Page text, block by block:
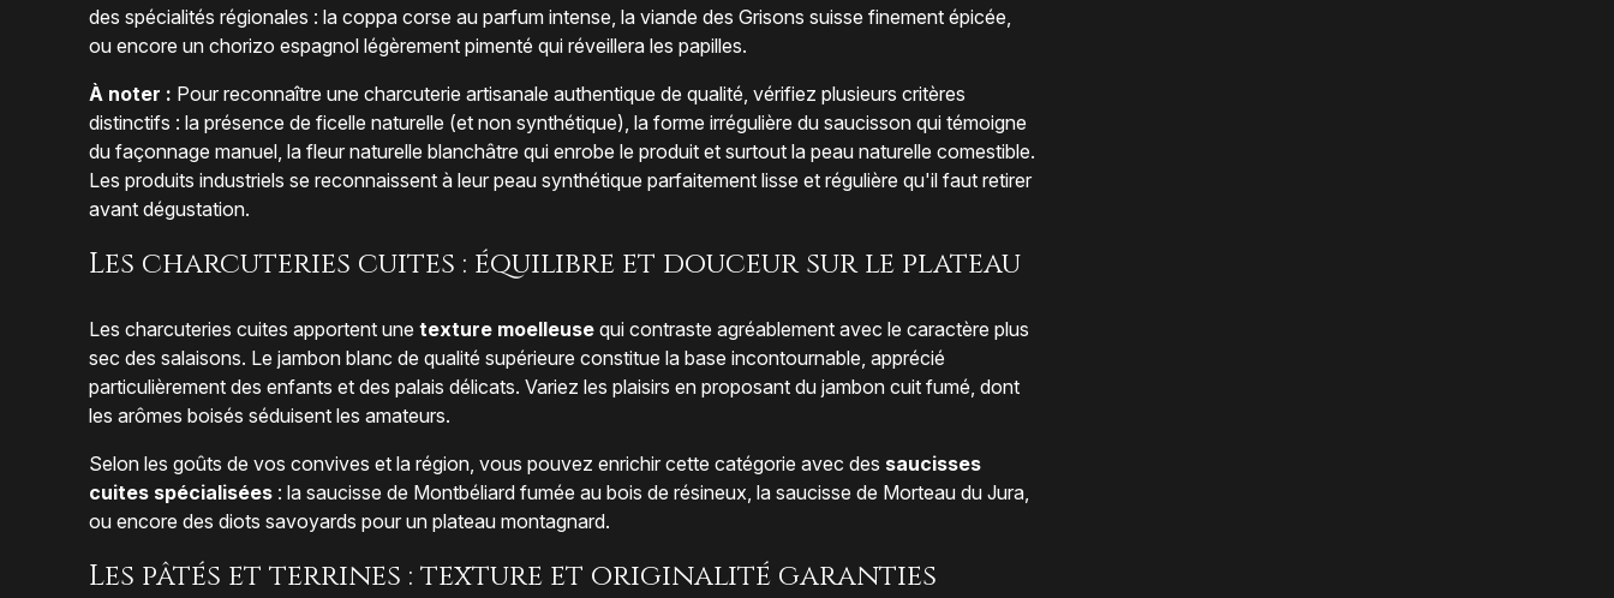
des spécialités régionales : la coppa corse au parfum intense, la viande des Grisons suisse finement épicée,
ou encore un chorizo espagnol légèrement pimenté qui réveillera les papilles.
À noter : Pour reconnaître une charcuterie artisanale authentique de qualité, vérifiez plusieurs critères
distinctifs : la présence de ficelle naturelle (et non synthétique), la forme irrégulière du saucisson qui témoigne
du façonnage manuel, la fleur naturelle blanchâtre qui enrobe le produit et surtout la peau naturelle comestible.
Les produits industriels se reconnaissent à leur peau synthétique parfaitement lisse et régulière qu'il faut retirer
avant dégustation.
Les charcuteries cuites : équilibre et douceur sur le plateau
Les charcuteries cuites apportent unetexture moelleuse qui contraste agréablement avec le caractère plus
sec des salaisons. Le jambon blanc de qualité supérieure constitue la base incontournable, apprécié
particulièrement des enfants et des palais délicats. Variez les plaisirs en proposant du jambon cuit fumé, dont
les arômes boisés séduisent les amateurs.
Selon les goûts de vos convives et la région, vous pouvez enrichir cette catégorie avec des saucisses
cuites spécialisées : la saucisse de Montbéliard fumée au bois de résineux, la saucisse de Morteau du Jura,
ou encore des diots savoyards pour un plateau montagnard.
Les pâtés et terrines : texture et originalité garanties